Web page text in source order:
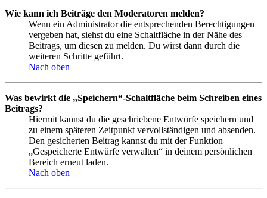
Wie kann ich Beiträge den Moderatoren melden?
Wenn ein Administrator die entsprechenden Berechtigungen
vergeben hat, siehst du eine Schaltfläche in der Nähe des
Beitrags, um diesen zu melden. Du wirst dann durch die
weiteren Schritte geführt.
Nach oben
Was bewirkt die „Speichern“-Schaltfläche beim Schreiben eines
Beitrags?
Hiermit kannst du die geschriebene Entwürfe speichern und
zu einem späteren Zeitpunkt vervollständigen und absenden.
Den gesicherten Beitrag kannst du mit der Funktion
„Gespeicherte Entwürfe verwalten“ in deinem persönlichen
Bereich erneut laden.
Nach oben